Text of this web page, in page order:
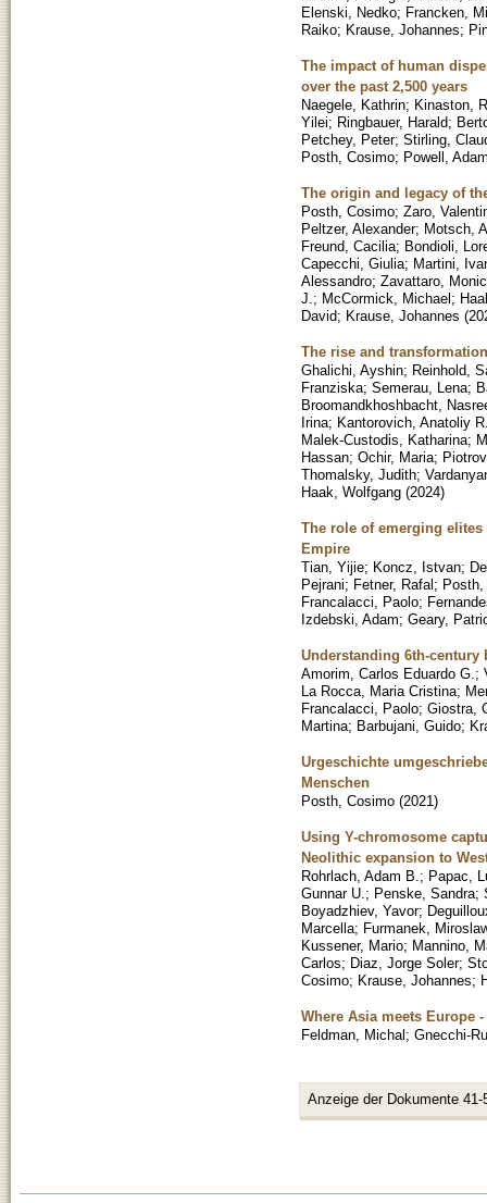
Elenski, Nedko; Francken,
Raiko; Krause, Johannes;
The impact of human
over the past 2,500 years
Naegele, Kathrin; Kinaston,
Yilei; Ringbauer, Harald;
Petchey, Peter; Stirling,
Posth, Cosimo; Powell,
The origin and legacy of
Posth, Cosimo; Zaro,
Peltzer, Alexander; Motsch,
Freund, Cacilia; Bondioli,
Capecchi, Giulia; Martini,
Alessandro; Zavattaro,
J. ; McCormick, Michael;
David; Krause, Johannes (
The rise and
Ghalichi, Ayshin; Reinhold,
Franziska; Semerau, Lena;
Broomandkhoshbacht,
Irina; Kantorovich, Anatoliy
Malek-Custodis, Katharina;
Hassan; Ochir, Maria;
Thomalsky, Judith;
Haak, Wolfgang (2024)
The role of emerging
Empire
Tian, Yijie; Koncz, Istvan;
Pejrani; Fetner, Rafal; Posth,
Francalacci, Paolo;
Izdebski, Adam; Geary,
Understanding 6th-
Amorim, Carlos Eduardo G. ;
La Rocca, Maria Cristina;
Francalacci, Paolo; Giostra,
Martina; Barbujani, Guido;
Urgeschichte
Menschen
Posth, Cosimo (2021)
Using Y-chromosome
Neolithic expansion to
Rohrlach, Adam B. ; Papac,
Gunnar U. ; Penske, Sandra;
Boyadzhiev, Yavor;
Marcella; Furmanek,
Kussener, Mario; Mannino,
Carlos; Diaz, Jorge Soler;
Cosimo; Krause, Johannes;
Where Asia meets Europe
Feldman, Michal; Gnecchi-
Anzeige der Dokumente 41-